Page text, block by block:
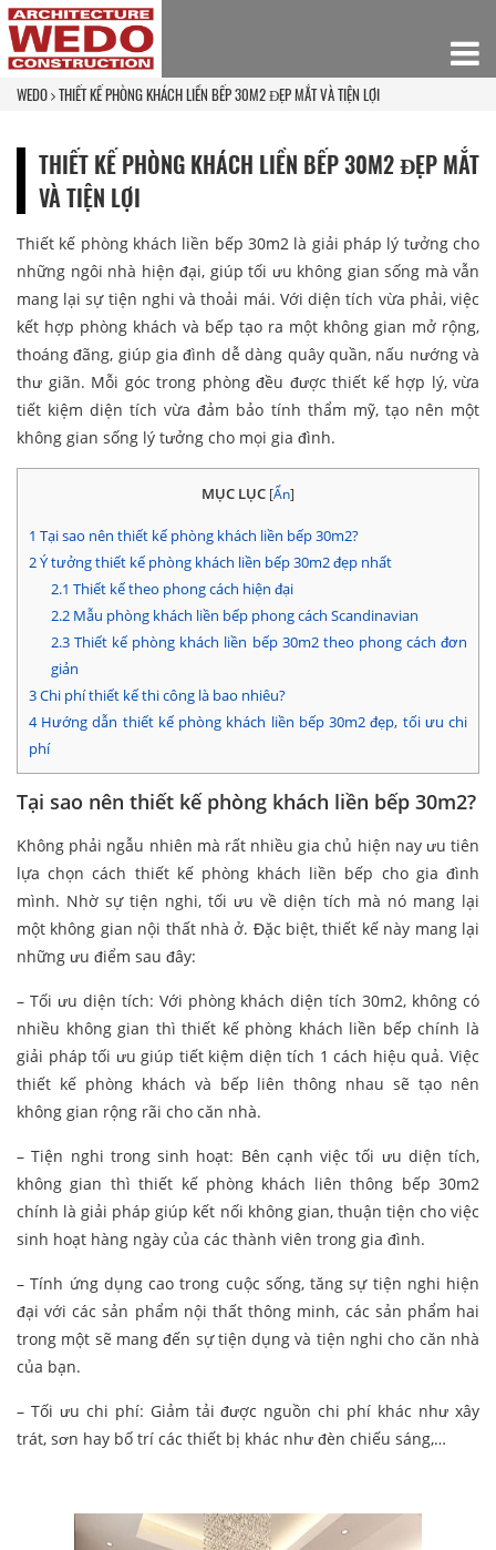
WEDO THIẾT KẾ PHÒNG KHÁCH LIỀN BẾP 30M2 ĐẸP MẮT VÀ TIỆN LỢI
THIẾT KẾ PHÒNG KHÁCH LIỀN BẾP 30M2 ĐẸP MẮT
VÀ TIỆN LỢI
Thiết kế phòng khách liền bếp 30m2 là giải pháp lý tưởng cho
những ngôi nhà hiện đại, giúp tối ưu không gian sống mà vẫn
mang lại sự tiện nghi và thoải mái. Với diện tích vừa phải, việc
kết hợp phòng khách và bếp tạo ra một không gian mở rộng,
thoáng đãng, giúp gia đình dễ dàng quây quần, nấu nướng và
thư giãn. Mỗi góc trong phòng đều được thiết kế hợp lý, vừa
tiết kiệm diện tích vừa đảm bảo tính thẩm mỹ, tạo nên một
không gian sống lý tưởng cho mọi gia đình.
MỤC LỤC [Ẩn]
1 Tại sao nên thiết kế phòng khách liền bếp 30m2?
2Ý tưởng thiết kế phòng khách liền bếp 30m2 đẹp nhất
2.1 Thiết kế theo phong cách hiện đại
2.2Mẫu phòng khách liền bếp phong cách Scandinavian
2.3Thiết kế phòng khách liền bếp 30m2 theo phong cách đơn
giản
3Chi phí thiết kế thi công là bao nhiêu?
4Hướng dẫn thiết kế phòng khách liền bếp 30m2 đẹp, tối ưu chi
phí
Tại sao nên thiết kế phòng khách liền bếp 30m2?
Không phải ngẫu nhiên mà rất nhiều gia chủ hiện nay ưu tiên
lựa chọn cách thiết kế phòng khách liền bếp cho gia đình
mình. Nhờ sự tiện nghi, tối ưu về diện tích mà nó mang lại
một không gian nội thất nhà ở. Đặc biệt, thiết kế này mang lại
những ưu điểm sau đây:
– Tối ưu diện tích: Với phòng khách diện tích 30m2, không có
nhiều không gian thì thiết kế phòng khách liền bếp chính là
giải pháp tối ưu giúp tiết kiệm diện tích 1 cách hiệu quả. Việc
thiết kế phòng khách và bếp liên thông nhau sẽ tạo nên
không gian rộng rãi cho căn nhà.
– Tiện nghi trong sinh hoạt: Bên cạnh việc tối ưu diện tích,
không gian thì thiết kế phòng khách liên thông bếp 30m2
chính là giải pháp giúp kết nối không gian, thuận tiện cho việc
sinh hoạt hàng ngày của các thành viên trong gia đình.
– Tính ứng dụng cao trong cuộc sống, tăng sự tiện nghi hiện
đại với các sản phẩm nội thất thông minh, các sản phẩm hai
trong một sẽ mang đến sự tiện dụng và tiện nghi cho căn nhà
của bạn.
– Tối ưu chi phí: Giảm tải được nguồn chi phí khác như xây
trát, sơn hay bố trí các thiết bị khác như đèn chiếu sáng,…